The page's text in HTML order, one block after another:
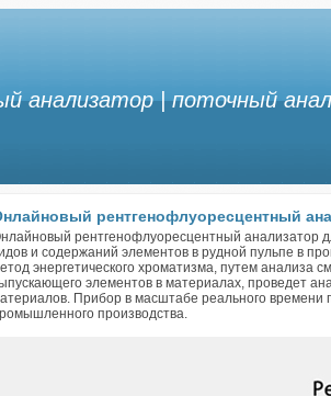
анализатор | поточный
рентгенофлуоресцентный
рентгенофлуоресцентный анализатор
и содержаний элементов в рудной пульпе в
энергетического хроматизма, путем анализа
элементов в материалах, проведет
Прибор в масштабе реального времени
производства.